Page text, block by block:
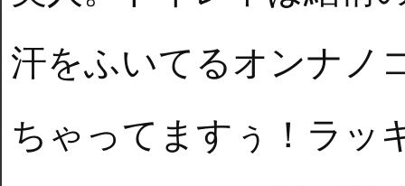
汗をふいてるオンナノ
ちゃってますぅ！ラッ